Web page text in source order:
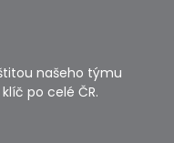
našeho týmu
po celé ČR.